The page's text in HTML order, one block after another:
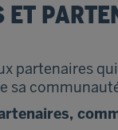
ET
partenaires
sa